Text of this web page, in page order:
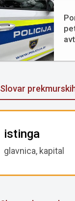
Slovar
istinga
glavnica, kapital